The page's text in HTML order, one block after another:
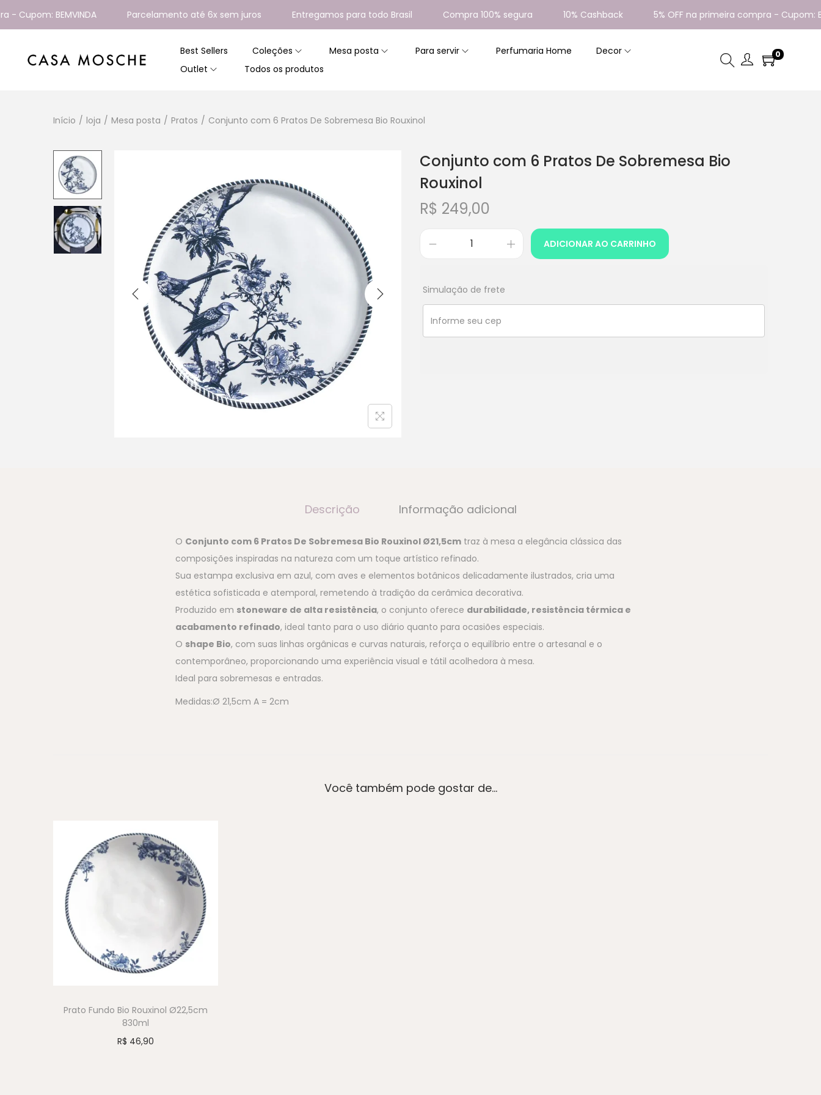
BEMVINDA Parcelamento até 6x sem juros Entregamos para todo Brasil Compra 100% segura 10% Cashback 5% OFF na primeira compra - Cupom:
Best Sellers Coleções Mesa posta Para servir Perfumaria Home
Decor
Outlet
Todos os produtos
0
Início / loja / Mesa posta / Pratos / Conjunto com 6 Pratos De Sobremesa Bio Rouxinol
Conjunto com 6 Pratos De Sobremesa Bio
Rouxinol
R$ 249,00
ADICIONAR AO CARRINHO
Simulação de frete
Descrição Informação adicional
O Conjunto com 6 Pratos De Sobremesa Bio Rouxinol Ø21,5cm traz à mesa a elegância clássica das
composições inspiradas na natureza com um toque artístico refinado.
Sua estampa exclusiva em azul, com aves e elementos botânicos delicadamente ilustrados, cria uma
estética sofisticada e atemporal, remetendo à tradição da cerâmica decorativa.
Produzido em stoneware de alta resistência, o conjunto oferece durabilidade, resistência térmica e
acabamento refinado, ideal tanto para o uso diário quanto para ocasiões especiais.
O shape Bio, com suas linhas orgânicas e curvas naturais, reforça o equilíbrio entre o artesanal e o
contemporâneo, proporcionando uma experiência visual e tátil acolhedora à mesa.
Ideal para sobremesas e entradas.
Medidas:Ø 21,5cm A = 2cm
Você também pode gostar de…
Prato Fundo Bio Rouxinol Ø22,5cm
830ml
R$ 46,90